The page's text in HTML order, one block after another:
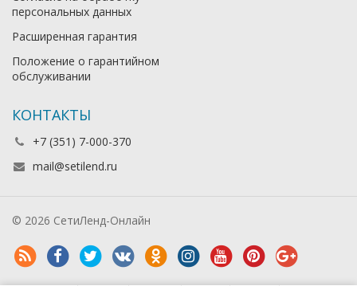
персональных данных
Расширенная гарантия
Положение о гарантийном
обслуживании
КОНТАКТЫ
+7 (351) 7-000-370
mail@setilend.ru
© 2026 СетиЛенд-Онлайн